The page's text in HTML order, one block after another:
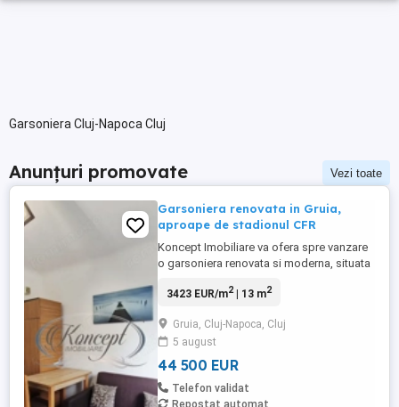
Garsoniera Cluj-Napoca Cluj
Anunțuri promovate Vezi toate
Garsoniera renovata in Gruia,
aproape de stadionul CFR
Koncept Imobiliare va ofera spre vanzare
o garsoniera renovata si moderna, situata
CFR, intr-un bloc rezidential cu regim
doua etaje. Proprietatea se afla la parter,
cu orientare estica, ceea ce asigura lumina
naturala constanta ...
3423 EUR/m2| 13 m2
Gruia, Cluj-Napoca, Cluj
5 august
44 500 EUR
Telefon validat
Repostat automat